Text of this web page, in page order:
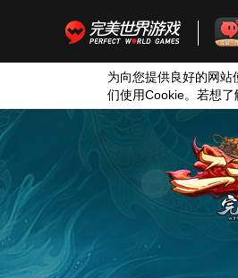
为向您提供良好的网
们使用Cookie。若想